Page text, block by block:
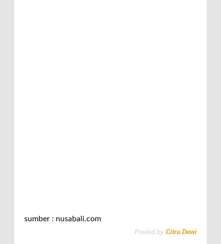
sumber : nusabali.com
Posted by Citra Dewi